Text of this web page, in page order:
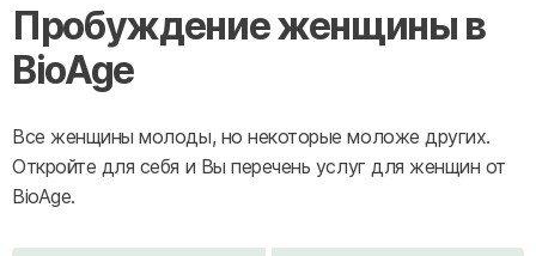
Пробуждение женщины в
BioAge
Все женщины молоды, но некоторые моложе других.
Откройте для себя и Вы перечень услуг для женщин от
BioAge.